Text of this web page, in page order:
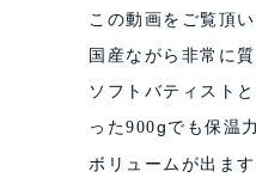
この動画をご覧頂
国産ながら非常に
ソフトバティスト
った900gでも保温
ボリュームが出ます